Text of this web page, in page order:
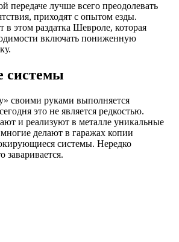
передаче лучше всего преодолевать
приходят с опытом езды.
в этом раздатка Шевроле, которая
включать пониженную
системы
своими руками выполняется
это не является редкостью.
и реализуют в металле уникальные
делают в гаражах копии
системы. Нередко
заваривается.